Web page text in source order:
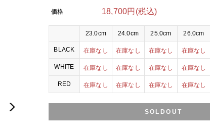
Next
価格 18,700円(税込)
23.0cm 24.0cm 25.0cm 26.0cm
BLACK 在庫なし 在庫なし 在庫なし 在庫なし
WHITE 在庫なし 在庫なし 在庫なし 在庫なし
RED 在庫なし 在庫なし 在庫なし 在庫なし
SOLDOUT